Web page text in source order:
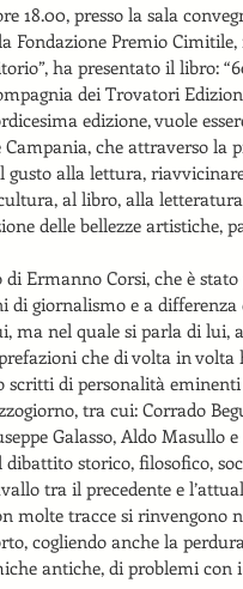
18.00, presso la sala
Fondazione Premio
ha presentato il libro:
dei Trovatori
edizione, vuole
che attraverso la
gusto alla lettura,
al libro, alla
delle bellezze artistiche,
Ermanno Corsi, che è
di giornalismo e a
ma nel quale si parla di lui,
che di volta in
scritti di personalità
tra cui: Corrado
Galasso, Aldo Masullo
storico, filosofico,
tra il precedente e
molte tracce si rinvengono
cogliendo anche la
antiche, di problemi con